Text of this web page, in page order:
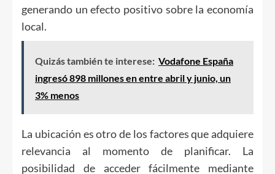
generando un efecto positivo sobre la economía
local.
Quizás también te interese: Vodafone España
ingresó 898 millones en entre abril y junio, un
3% menos
La ubicación es otro de los factores que adquiere
relevancia al momento de planificar. La
posibilidad de acceder fácilmente mediante